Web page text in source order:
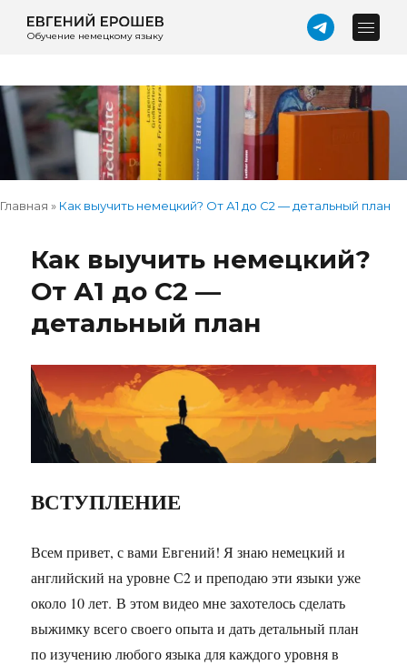
Обучение немецкому языку
Главная » Как выучить немецкий? От А1 до С2 — детальный план
Как выучить немецкий?
От А1 до С2 —
детальный план
ВСТУПЛЕНИЕ
Всем привет, с вами Евгений! Я знаю немецкий и
английский на уровне С2 и преподаю эти языки уже
около 10 лет. В этом видео мне захотелось сделать
выжимку всего своего опыта и дать детальный план
по изучению любого языка для каждого уровня в